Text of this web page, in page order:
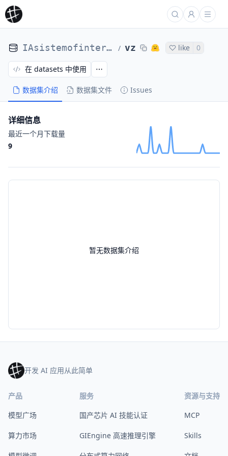
IAsistemofinteres / vz like 0
数据集介绍 数据集文件 Issues
在 datasets 中使用
暂无数据集介绍
详细信息
最近一个月下载量
9
开发 AI 应用从此简单
产品
模型广场
算力市场
服务
国产芯片 AI 技能认证
GIEngine 高速推理引擎
资源与支持
MCP
Skills